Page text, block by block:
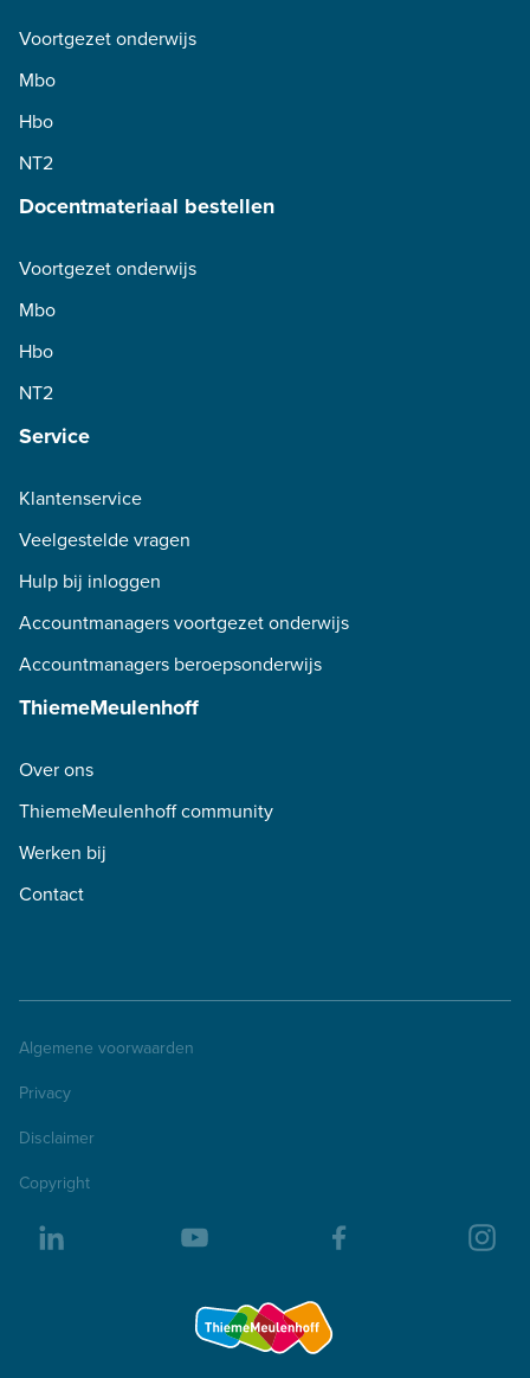
Voortgezet onderwijs
Mbo
Hbo
NT2
Docentmateriaal bestellen
Voortgezet onderwijs
Mbo
Hbo
NT2
Service
Klantenservice
Veelgestelde vragen
Hulp bij inloggen
Accountmanagers voortgezet onderwijs
Accountmanagers beroepsonderwijs
ThiemeMeulenhoff
Over ons
ThiemeMeulenhoff community
Werken bij
Contact
Algemene voorwaarden
Privacy
Disclaimer
Copyright